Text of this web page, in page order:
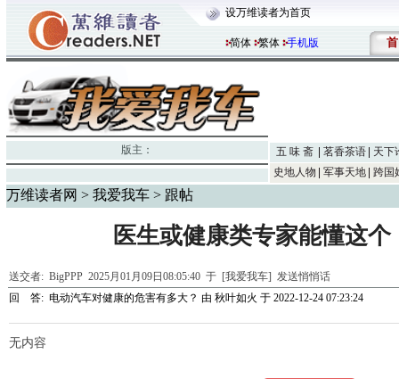
设万维读者为首页
简体 繁体 手机版 首
版主： 五 味 斋 茗香茶语
天下
史地人物
军事天地 跨国
万维读者网 > 我爱我车 > 跟帖
医生或健康类专家能懂这个
送交者: BigPPP 2025月01月09日08:05:40 于 [我爱我车] 发送悄悄话
回 答: 电动汽车对健康的危害有多大？ 由 秋叶如火 于 2022-12-24 07:23:24
无内容